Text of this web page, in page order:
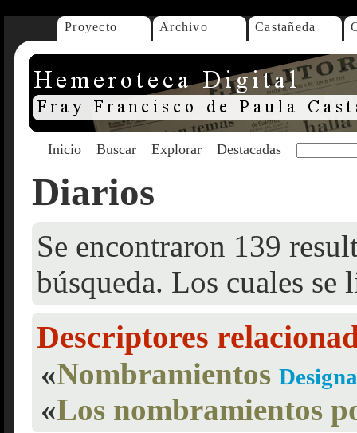
Proyecto Archivo Castañeda
Inicio Buscar Explorar Destacadas
Diarios
Se encontraron 139
búsqueda. Los cuales se
Descriptores
«Nombramientos
«Los nombramientos